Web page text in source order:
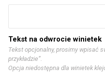
Tekst na odwrocie winietek
Tekst opcjonalny, prosimy wpisać
przykładzie”.
Opcja niedostępna dla winietek